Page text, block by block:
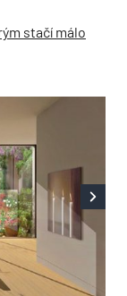
stačí málo